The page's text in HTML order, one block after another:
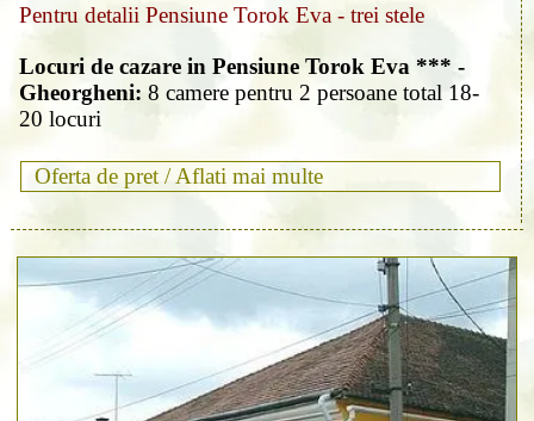
Pentru detalii Pensiune Torok Eva - trei stele
Locuri de cazare in Pensiune Torok Eva *** -
Gheorgheni: 8 camere pentru 2 persoane total 18-
20 locuri
Oferta de pret /Aflati mai multe